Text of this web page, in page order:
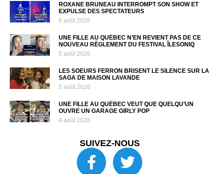
ROXANE BRUNEAU INTERROMPT SON SHOW ET
EXPULSE DES SPECTATEURS
6 août 2026
UNE FILLE AU QUÉBEC N’EN REVIENT PAS DE CE
NOUVEAU RÈGLEMENT DU FESTIVAL ÎLESONIQ
5 août 2026
LES SOEURS FERRON BRISENT LE SILENCE SUR LA
SAGA DE MAISON LAVANDE
5 août 2026
UNE FILLE AU QUÉBEC VEUT QUE QUELQU’UN
OUVRE UN GARAGE GIRLY POP
4 août 2026
SUIVEZ-NOUS